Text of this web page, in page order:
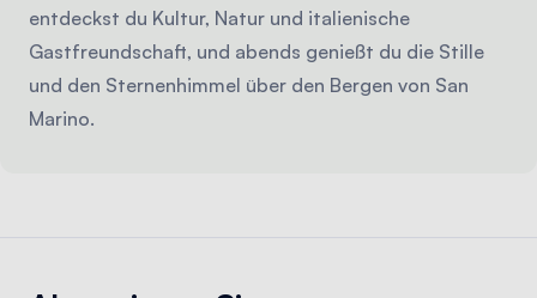
entdeckst du Kultur, Natur und italienische
Gastfreundschaft, und abends genießt du die Stille
und den Sternenhimmel über den Bergen von San
Marino.